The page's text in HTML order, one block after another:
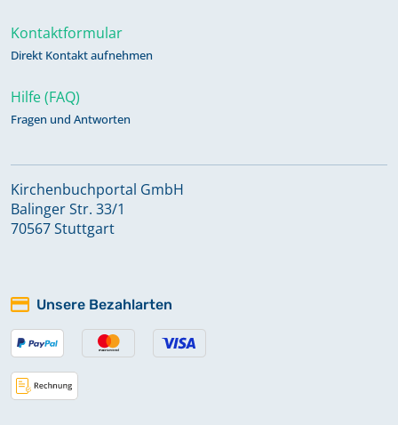
Kontaktformular
Direkt Kontakt aufnehmen
Hilfe (FAQ)
Fragen und Antworten
Kirchenbuchportal GmbH
Balinger Str. 33/1
70567 Stuttgart
Unsere Bezahlarten